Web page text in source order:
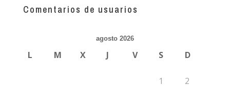
guías
Comentarios de usuarios
agosto 2026
L M X J V S D
1 2